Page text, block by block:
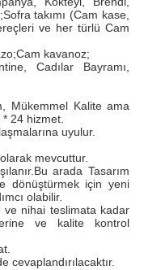
takımı (Cam kase,
ve her türlü Cam
kavanoz;
Cadılar Bayramı,
Mükemmel Kalite ama
24 hizmet.
uyulur.
mevcuttur.
arada Tasarım
dönüştürmek için yeni
olabilir.
nihai teslimata kadar
ve kalite kontrol